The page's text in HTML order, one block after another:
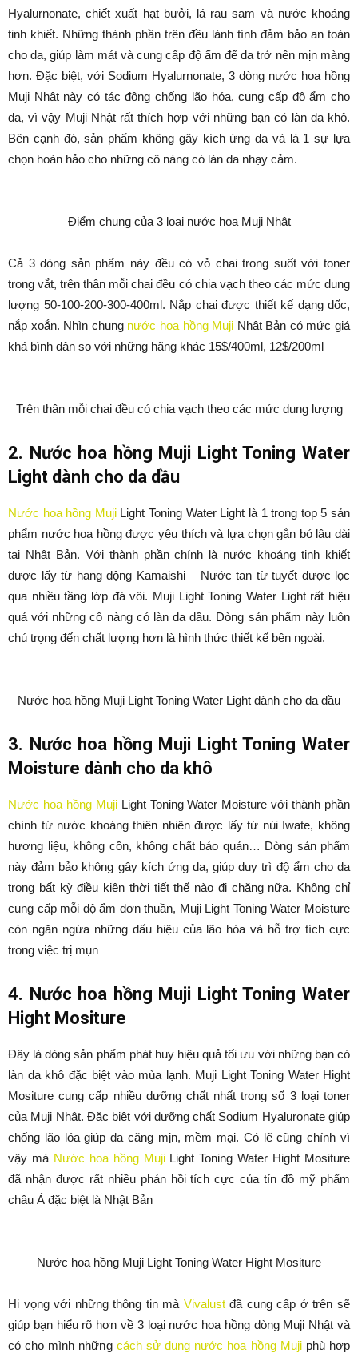
Hyalurnonate, chiết xuất hạt bưởi, lá rau sam và nước khoáng
tinh khiết. Những thành phần trên đều lành tính đảm bảo an toàn
cho da, giúp làm mát và cung cấp độ ẩm để da trở nên mịn màng
hơn. Đặc biệt, với Sodium Hyalurnonate, 3 dòng nước hoa hồng
Muji Nhật này có tác động chống lão hóa, cung cấp độ ẩm cho
da, vì vậy Muji Nhật rất thích hợp với những bạn có làn da khô.
Bên cạnh đó, sản phẩm không gây kích ứng da và là 1 sự lựa
chọn hoàn hảo cho những cô nàng có làn da nhạy cảm.
Điểm chung của 3 loại nước hoa Muji Nhật
Cả 3 dòng sản phẩm này đều có vỏ chai trong suốt với toner
trong vắt, trên thân mỗi chai đều có chia vạch theo các mức dung
lượng 50-100-200-300-400ml. Nắp chai được thiết kế dạng dốc,
nắp xoắn. Nhìn chung nước hoa hồng Muji Nhật Bản có mức giá
khá bình dân so với những hãng khác 15$/400ml, 12$/200ml
Trên thân mỗi chai đều có chia vạch theo các mức dung lượng
2. Nước hoa hồng Muji Light Toning Water
Light dành cho da dầu
Nước hoa hồng MujiLight Toning Water Light là 1 trong top 5 sản
phẩm nước hoa hồng được yêu thích và lựa chọn gắn bó lâu dài
tại Nhật Bản. Với thành phần chính là nước khoáng tinh khiết
được lấy từ hang động Kamaishi – Nước tan từ tuyết được lọc
qua nhiều tầng lớp đá vôi. Muji Light Toning Water Light rất hiệu
quả với những cô nàng có làn da dầu. Dòng sản phẩm này luôn
chú trọng đến chất lượng hơn là hình thức thiết kế bên ngoài.
Nước hoa hồng Muji Light Toning Water Light dành cho da dầu
3. Nước hoa hồng Muji Light Toning Water
Moisture dành cho da khô
Nước hoa hồng MujiLight Toning Water Moisture với thành phần
chính từ nước khoáng thiên nhiên được lấy từ núi Iwate, không
hương liệu, không cồn, không chất bảo quản… Dòng sản phẩm
này đảm bảo không gây kích ứng da, giúp duy trì độ ẩm cho da
trong bất kỳ điều kiện thời tiết thế nào đi chăng nữa. Không chỉ
cung cấp mỗi độ ẩm đơn thuần, Muji Light Toning Water Moisture
còn ngăn ngừa những dấu hiệu của lão hóa và hỗ trợ tích cực
trong việc trị mụn
4. Nước hoa hồng Muji Light Toning Water
Hight Mositure
Đây là dòng sản phẩm phát huy hiệu quả tối ưu với những bạn có
làn da khô đặc biệt vào mùa lạnh. Muji Light Toning Water Hight
Mositure cung cấp nhiều dưỡng chất nhất trong số 3 loại toner
của Muji Nhật. Đặc biệt với dưỡng chất Sodium Hyaluronate giúp
chống lão lóa giúp da căng mịn, mềm mại. Có lẽ cũng chính vì
vậy mà Nước hoa hồng MujiLight Toning Water Hight Mositure
đã nhận được rất nhiều phản hồi tích cực của tín đồ mỹ phẩm
châu Á đặc biệt là Nhật Bản
Nước hoa hồng Muji Light Toning Water Hight Mositure
Hi vọng với những thông tin mà Vivalustđã cung cấp ở trên sẽ
giúp bạn hiểu rõ hơn về 3 loại nước hoa hồng dòng Muji Nhật và
có cho mình những cách sử dụng nước hoa hồng Mujiphù hợp